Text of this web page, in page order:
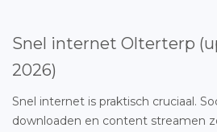
Snel internet Olterterp
2026)
Snel internet is praktisch cruciaal.
downloaden en content streamen